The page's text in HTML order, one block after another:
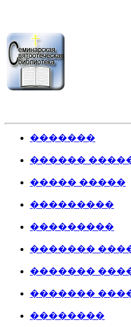
�������
������
����� �����
���������
���������
�������
�������
�������
��������